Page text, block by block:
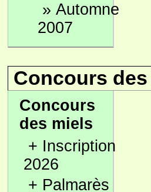
» Automne
2007
Concours
Concours
des miels
+ Inscription
2026
+ Palmarès